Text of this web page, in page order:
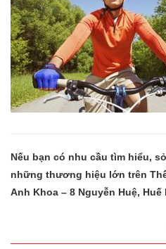
Nếu bạn có nhu cầu tìm hiểu,
những thương hiệu lớn trên
Anh Khoa – 8 Nguyễn Huệ, Huế